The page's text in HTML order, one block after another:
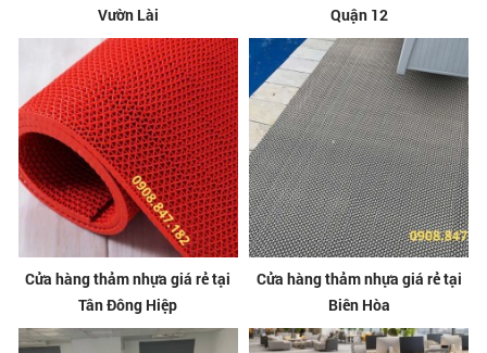
Vườn Lài
Quận 12
Cửa hàng thảm nhựa giá rẻ tại
Tân Đông Hiệp
Cửa hàng thảm nhựa giá rẻ tại
Biên Hòa